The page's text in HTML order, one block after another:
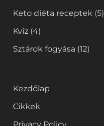
Keto diéta receptek (5)
Kvíz (4)
Sztárok fogyása (12)
Kezdőlap
Cikkek